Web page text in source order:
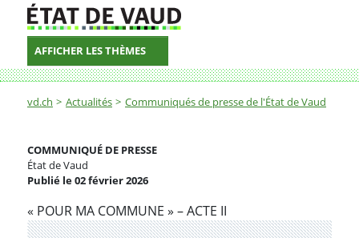
AFFICHER LES THÈMES
Fil d'Ariane
vd.ch Actualités Communiqués de presse de l'État de Vaud
Élections communales 2026 : l’État de Vaud mobilise
COMMUNIQUÉ DE PRESSE
État de Vaud
Publié le 02 février 2026
Partenaire(s)
« POUR MA COMMUNE » – ACTE II